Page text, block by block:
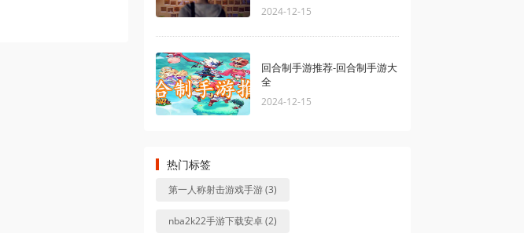
2024-12-15
回合制手游推荐-回合制手游大
全
2024-12-15
热门标签
第一人称射击游戏手游 (3)
nba2k22手游下载安卓 (2)